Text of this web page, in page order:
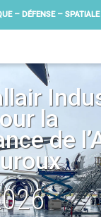
– DÉFENSE –
la
de